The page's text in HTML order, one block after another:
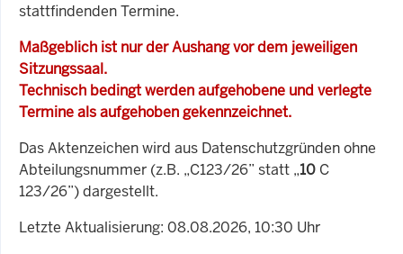
stattfindenden Termine.
Maßgeblich ist nur der Aushang vor dem jeweiligen
Sitzungssaal.
Technisch bedingt werden aufgehobene und verlegte
Termine als aufgehoben gekennzeichnet.
Das Aktenzeichen wird aus Datenschutzgründen ohne
Abteilungsnummer (z.B. „C123/26” statt „10 C
123/26”) dargestellt.
Letzte Aktualisierung: 08.08.2026, 10:30 Uhr